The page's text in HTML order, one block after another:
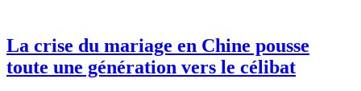
La crise du mariage en Chine pousse
toute une génération vers le célibat